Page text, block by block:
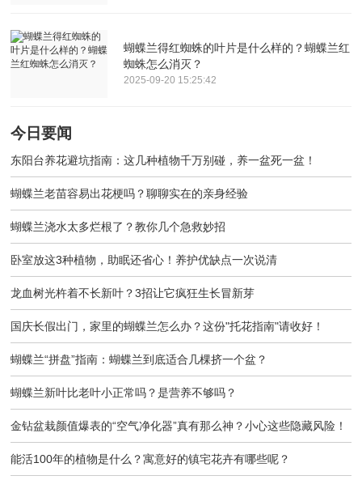
蝴蝶兰得红蜘蛛的叶片是什么样的？蝴蝶兰红
蜘蛛怎么消灭？
2025-09-20 15:25:42
今日要闻
东阳台养花避坑指南：这几种植物千万别碰，养一盆死一盆！
蝴蝶兰老苗容易出花梗吗？聊聊实在的亲身经验
蝴蝶兰浇水太多烂根了？教你几个急救妙招
卧室放这3种植物，助眠还省心！养护优缺点一次说清
龙血树光杵着不长新叶？3招让它疯狂生长冒新芽
国庆长假出门，家里的蝴蝶兰怎么办？这份"托花指南"请收好！
蝴蝶兰“拼盘”指南：蝴蝶兰到底适合几棵挤一个盆？
蝴蝶兰新叶比老叶小正常吗？是营养不够吗？
金钻盆栽颜值爆表的“空气净化器”真有那么神？小心这些隐藏风险！
能活100年的植物是什么？寓意好的镇宅花卉有哪些呢？